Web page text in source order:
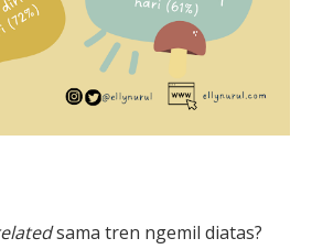
sama tren ngemil diatas?